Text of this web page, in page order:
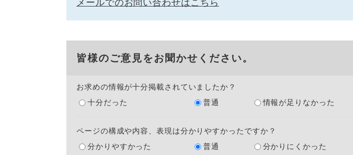
メールでのお問い合わせはこちら
皆様のご意見をお聞かせください。
お求めの情報が十分掲載されていましたか？
十分だった
普通 情報が足りなかった
ページの構成や内容、表現は分かりやすかったですか？
分かりやすかった
普通 分かりにくかった